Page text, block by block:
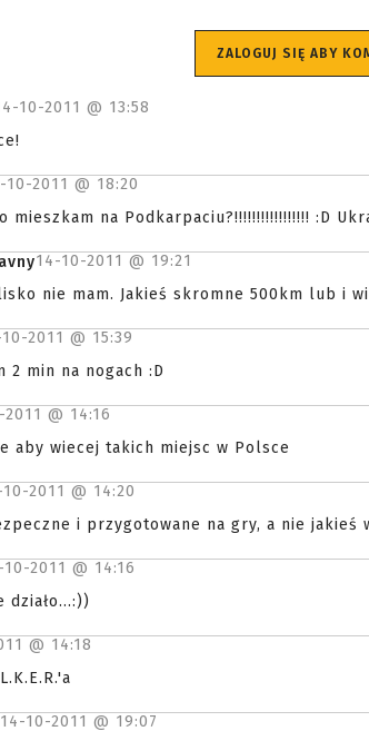
ZALOGUJ SIĘ ABY
10-2011 @ 13:58
10-2011 @ 18:20
mieszkam na Podkarpaciu?!!!!!!!!!!!!!!!!! :D
14-10-2011 @ 19:21
nie mam. Jakieś skromne 500km lub i
2011 @ 15:39
2 min na nogach :D
@ 14:16
aby wiecej takich miejsc w Polsce
2011 @ 14:20
i przygotowane na gry, a nie jakieś
10-2011 @ 14:16
@ 14:18
14-10-2011 @ 19:07